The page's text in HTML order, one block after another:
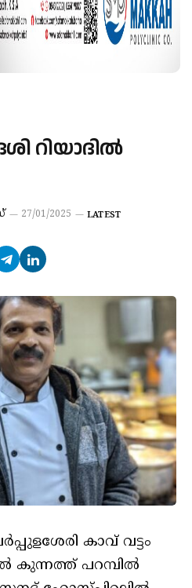
റിയാദില്‍
27/01/2025 LATEST
കാവ് വട്ടം
കുന്നത്ത് പറമ്പില്‍